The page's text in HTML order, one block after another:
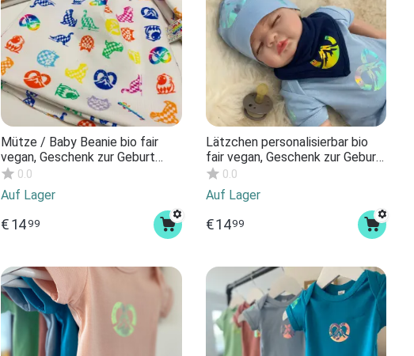
Mütze / Baby Beanie bio fair
vegan, Geschenk zur Geburt
Babygeschenk. Für
Neugeborene und Babys
0.0
Auf Lager
€1499
Lätzchen personalisierbar bio
fair vegan, Geschenk zur Geburt
Babygeschenk
Halstuch/Spucklatz Baby.
Verschiedene Farben mit Name
Junge
0.0
Auf Lager
€1499